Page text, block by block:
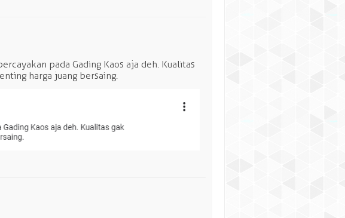
pada Gading Kaos aja deh. Kualitas
harga juang bersaing.